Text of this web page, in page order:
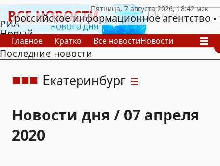
РИА
Новый
День
российское информационное агентство
Главное Кратко Все новостиНовости
В России
В мире
Последние новости
Екатеринбург
Новости дня / 07 апреля
2020